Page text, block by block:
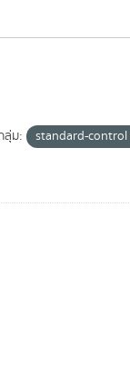
ลุ่ม: standard-control